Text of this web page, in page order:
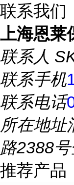
联系我们
上海恩莱
联系人
联系手机
联系电话
所在地址
路2388
推荐产品